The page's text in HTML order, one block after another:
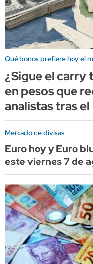
Qué bonos prefiere hoy el
¿Sigue el carry
en pesos que
analistas tras
Mercado de divisas
Euro hoy y Euro
este viernes 7 de